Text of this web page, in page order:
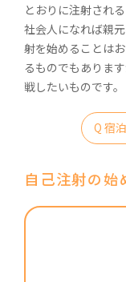
とおりに注射され
社会人になれば親
射を始めることは
るものでもありま
戦したいものです。
Q 宿
自己注射の始